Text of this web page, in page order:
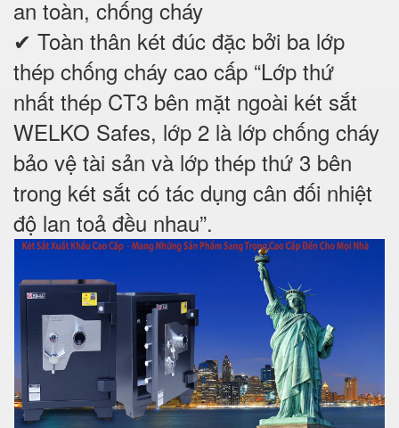
an toàn, chống cháy
✔ Toàn thân két đúc đặc bởi ba lớp
thép chống cháy cao cấp “Lớp thứ
nhất thép CT3 bên mặt ngoài két sắt
WELKO Safes, lớp 2 là lớp chống cháy
bảo vệ tài sản và lớp thép thứ 3 bên
trong két sắt có tác dụng cân đối nhiệt
độ lan toả đều nhau”.